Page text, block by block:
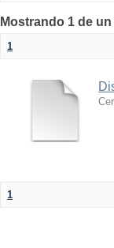
Mostrando 1 de
1
1